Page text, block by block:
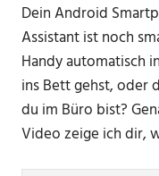
Dein Android
Assistant ist noch
Handy automatisch
ins Bett gehst, oder
du im Büro bist?
Video zeige ich dir,